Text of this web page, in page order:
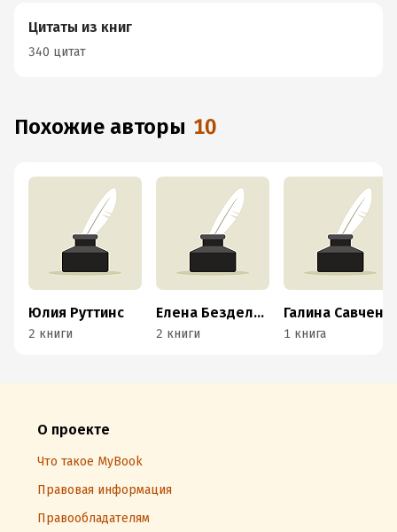
Цитаты из книг
340 цитат
Похожие авторы 10
Юлия Руттинс
2 книги
Елена Безделева
2 книги 1 книга
О проекте
Что такое MyBook
Правовая информация
Правообладателям